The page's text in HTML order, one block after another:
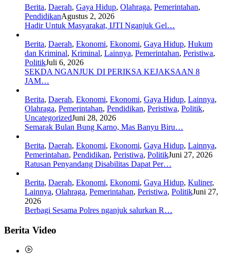
Berita, Daerah, Gaya Hidup, Olahraga, Pemerintahan,
PendidikanAgustus 2, 2026
Hadir Untuk Masyarakat, IJTI Nganjuk Gel…
Berita, Daerah, Ekonomi, Ekonomi, Gaya Hidup, Hukum
dan Kriminal, Kriminal, Lainnya, Pemerintahan, Peristiwa,
PolitikJuli 6, 2026
SEKDA NGANJUK DI PERIKSA KEJAKSAAN 8
JAM…
Berita, Daerah, Ekonomi, Ekonomi, Gaya Hidup, Lainnya,
Olahraga, Pemerintahan, Pendidikan, Peristiwa, Politik,
UncategorizedJuni 28, 2026
Semarak Bulan Bung Karno, Mas Banyu Biru…
Berita, Daerah, Ekonomi, Ekonomi, Gaya Hidup, Lainnya,
Pemerintahan, Pendidikan, Peristiwa, PolitikJuni 27, 2026
Ratusan Penyandang Disabilitas Dapat Per…
Berita, Daerah, Ekonomi, Ekonomi, Gaya Hidup, Kuliner,
Lainnya, Olahraga, Pemerintahan, Peristiwa, PolitikJuni 27,
2026
Berbagi Sesama Polres nganjuk salurkan R…
Berita Video